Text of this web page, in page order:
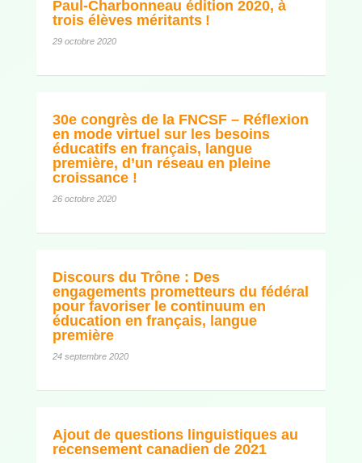
Paul-Charbonneau édition 2020, à
trois élèves méritants !
29 octobre 2020
30e congrès de la FNCSF – Réflexion
en mode virtuel sur les besoins
éducatifs en français, langue
première, d’un réseau en pleine
croissance !
26 octobre 2020
Discours du Trône : Des
engagements prometteurs du fédéral
pour favoriser le continuum en
éducation en français, langue
première
24 septembre 2020
Ajout de questions linguistiques au
recensement canadien de 2021